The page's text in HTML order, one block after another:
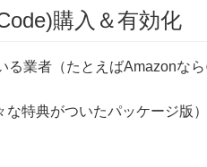
購入＆有効化
る業者（たとえばAmazonなら
な特典がついたパッケージ版